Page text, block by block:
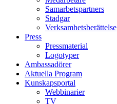
Samarbetspartners
Stadgar
Verksamhetsberättelse
Press
Pressmaterial
Logotyper
Ambassadörer
Aktuella Program
Kunskapsportal
Webbinarier
TV